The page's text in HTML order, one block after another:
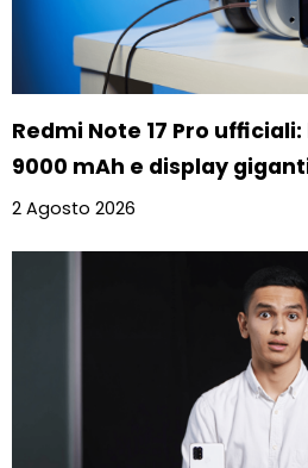
Redmi Note 17 Pro
9000 mAh e display
2 Agosto 2026